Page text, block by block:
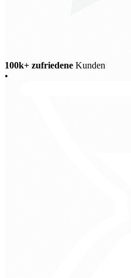
100k+ zufriedene Kunden
•